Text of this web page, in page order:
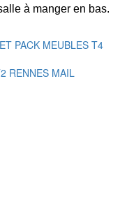
à manger en bas.
PACK MEUBLES T4
RENNES MAIL